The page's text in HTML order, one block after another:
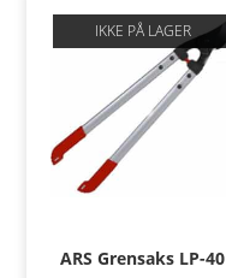
IKKE PÅ LAGER
ARS Grensaks LP-40